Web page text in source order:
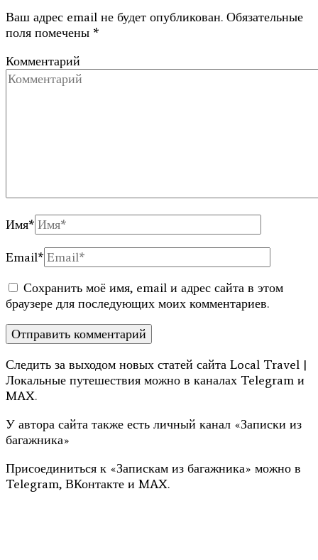
Ваш адрес email не будет опубликован. Обязательные
поля помечены *
Комментарий
Имя*
Email*
Сохранить моё имя, email и адрес сайта в этом
браузере для последующих моих комментариев.
Следить за выходом новых статей сайта Local Travel |
Локальные путешествия можно в каналах Telegram и
MAX.
У автора сайта также есть личный канал «Записки из
багажника»
Присоединиться к «Запискам из багажника» можно в
Telegram, ВКонтакте и MAX.